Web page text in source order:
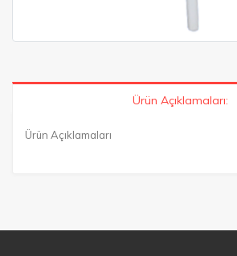
Ürün Açıklamaları:
Ürün Açıklamaları